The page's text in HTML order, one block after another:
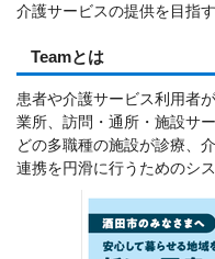
介護サービスの提供を目指す
Teamとは
患者や介護サービス利用者
業所、訪問・通所・施設サ
どの多職種の施設が診療、
連携を円滑に行うためのシス